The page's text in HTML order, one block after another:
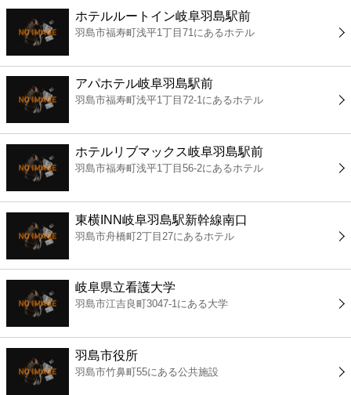
コンビニ
薬局
スーパー
エンタメ
レジャー
書店
ファミレス
ファーストフード
カフェ
ホテルルートイン岐阜羽島駅前
羽島市福寿町浅平1丁目71にあるホテル
アパホテル岐阜羽島駅前
羽島市福寿町浅平1丁目72-1にあるホテル
ホテルリブマックス岐阜羽島駅前
羽島市福寿町浅平1丁目56-2にあるホテル
東横INN岐阜羽島駅新幹線南口
羽島市舟橋町2丁目27にあるホテル
岐阜県立看護大学
羽島市江吉良町3047-1にある大学
羽島市役所
羽島市竹鼻町55にある公共施設